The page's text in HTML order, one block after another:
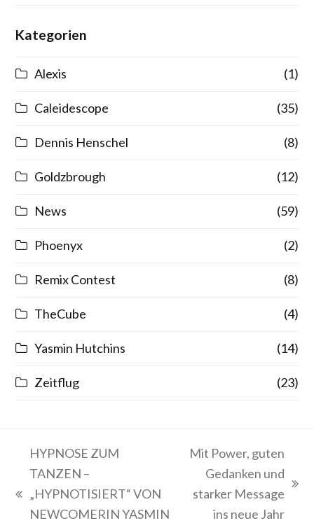
Kategorien
Alexis (1)
Caleidescope (35)
Dennis Henschel (8)
Goldzbrough (12)
News (59)
Phoenyx (2)
Remix Contest (8)
TheCube (4)
Yasmin Hutchins (14)
Zeitflug (23)
vorheriger
Beitrag:
HYPNOSE ZUM
TANZEN –
„HYPNOTISIERT“ VON
NEWCOMERIN YASMIN
Nächster
Beitrag:
Mit Power, guten
Gedanken und
starker Message
ins neue Jahr